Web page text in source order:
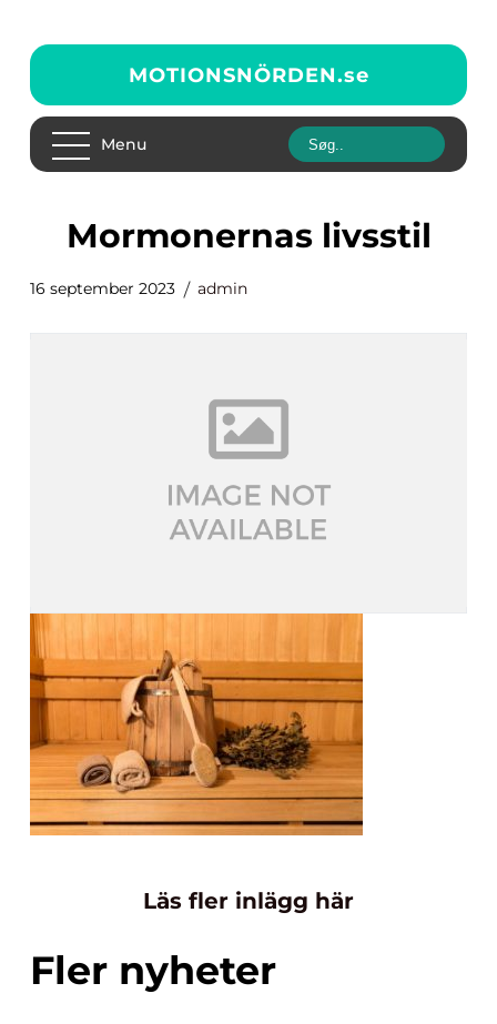
MOTIONSNÖRDEN.se
Menu
mormonernas livsstil
16 september 2023 admin
Läs fler inlägg här
Fler nyheter